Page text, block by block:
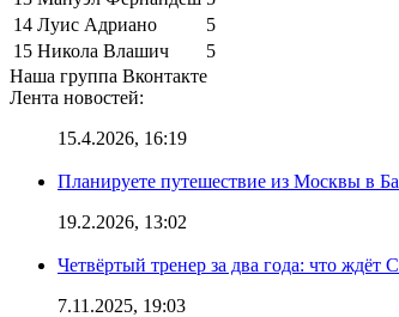
14 Луис Адриано
5
15 Никола Влашич
5
Наша группа Вконтакте
Лента новостей:
15.4.2026, 16:19
Планируете путешествие из Москвы в
19.2.2026, 13:02
Четвёртый тренер за два года: что ждёт
7.11.2025, 19:03